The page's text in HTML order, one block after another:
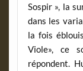
Sospir », la
dans les
la fois
Viole», ce
répondent.